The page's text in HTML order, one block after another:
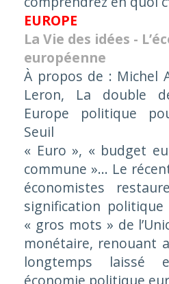
EUROPE
La Vie des idées -
européenne
À propos de : Michel
Leron, La double
Europe politique
Seuil
« Euro », « budget
commune »… Le
économistes
signification
« gros mots » de
monétaire, renouant
longtemps laissé